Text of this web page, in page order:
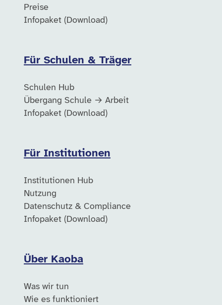
Preise
Infopaket (Download)
Für Schulen & Träger
Schulen Hub
Übergang Schule → Arbeit
Infopaket (Download)
Für Institutionen
Institutionen Hub
Nutzung
Datenschutz & Compliance
Infopaket (Download)
Über Kaoba
Was wir tun
Wie es funktioniert